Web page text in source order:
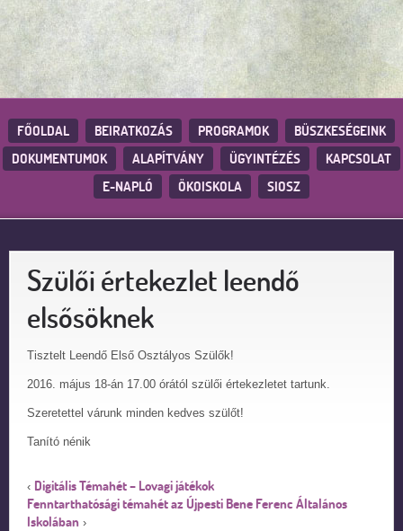
FŐOLDAL BEIRATKOZÁS PROGRAMOK
BÜSZKESÉGEINK
DOKUMENTUMOK
ALAPÍTVÁNY ÜGYINTÉZÉS
KAPCSOLAT
E-NAPLÓ
ÖKOISKOLA SIOSZ
Szülői értekezlet leendő
elsősöknek
Tisztelt Leendő Első Osztályos Szülők!
2016. május 18-án 17.00 órától szülői értekezletet tartunk.
Szeretettel várunk minden kedves szülőt!
Tanító nénik
‹ Digitális Témahét – Lovagi játékok
Fenntarthatósági témahét az Újpesti Bene Ferenc Általános
Iskolában ›